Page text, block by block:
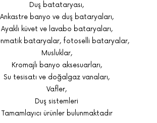
Duş batataryası,
Ankastre banyo ve duş bataryaları,
Ayaklı küvet ve lavabo bataryaları,
bataryalar, fotoselli bataryalar,
Musluklar,
Kromajlı banyo aksesuarları,
Su tesisatı ve doğalgaz vanaları,
Vafler,
Duş sistemleri
Tamamlayıcı ürünler bulunmaktadır